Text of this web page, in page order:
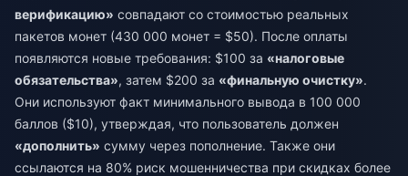
верификацию» совпадают со стоимостью реальных
пакетов монет (430 000 монет = $50). После оплаты
появляются новые требования: $100 за «налоговые
обязательства», затем $200 за «финальную очистку».
Они используют факт минимального вывода в 100 000
баллов ($10), утверждая, что пользователь должен
«дополнить» сумму через пополнение. Также они
ссылаются на 80% риск мошенничества при скидках более